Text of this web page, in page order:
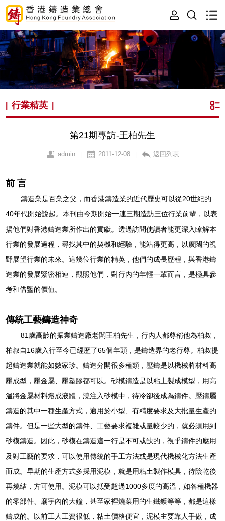
|行業精英
第21期專訪-王柏先生
admin | 2011-12-08 | 返回列表
前 言
鑄造業是百業之父，而香港鑄造業的近代歷史可以從20世紀的
40年代開始說起。本刊由今期開始一連三期造訪三位行業前輩，以表
揚他們對香港鑄造業所作出的貢獻。透過訪問使讀者能更深入瞭解本
行業的發展過程，尋找其中的契機和經驗，能站得更高，以廣闊的視
野展望行業的未來。這幾位行業的精英，他們的成長歷程，與香港鑄
造業的發展緊密相連，觀照他們，對行內的年輕一輩而言，是極具參
考和借鑒的價值。
傳統工藝鑄造神奇
81歲高齡的振業鑄造廠老闆王柏先生，行內人都尊稱他為柏叔，
柏叔自16歲入行至今已經歷了65個年頭，是鑄造界的老行尊。柏叔提
起鑄造業就能如數家珍。鑄造分開很多種類，壓鑄是以機械將材料高
壓成型，壓金屬、壓塑膠都可以。砂模鑄造是以粘土製成模型，用高
溫將金屬材料熔成液體，澆注入砂模中，待冷卻後成為鑄件。壓鑄屬
鑄造的其中一種生產方式，適用於小型、有精度要求及大批量生產的
鑄件。但是一些大型的鑄件、工藝要求複雜或量較少的，就必須用到
砂模鑄造。因此，砂模在鑄造這一行是不可或缺的，視乎鑄件的應用
及對工藝的要求，可以使用傳統的手工方法或是現代機械化方法生產
而成。早期的生產方式多採用泥模，就是用粘土製作模具，待陰乾後
再燒結，方可使用。泥模可以抵受超過1000多度的高溫，如各種機器
的零部件、廟宇內的大鐘，甚至家裡燒菜用的生鐵鑊等等，都是這樣
鑄成的。以前工人工資很低，粘土價格便宜，泥模主要靠人手做，成